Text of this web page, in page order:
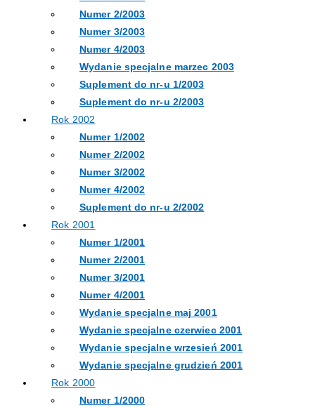
Numer 2/2003
Numer 3/2003
Numer 4/2003
Wydanie specjalne marzec 2003
Suplement do nr-u 1/2003
Suplement do nr-u 2/2003
Rok 2002
Numer 1/2002
Numer 2/2002
Numer 3/2002
Numer 4/2002
Suplement do nr-u 2/2002
Rok 2001
Numer 1/2001
Numer 2/2001
Numer 3/2001
Numer 4/2001
Wydanie specjalne maj 2001
Wydanie specjalne czerwiec 2001
Wydanie specjalne wrzesień 2001
Wydanie specjalne grudzień 2001
Rok 2000
Numer 1/2000